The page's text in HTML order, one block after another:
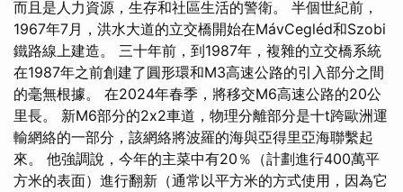
而且是人力資源，生存和社區生活的警衛。 半個世紀前，
1967年7月，洪水大道的立交橋開始在MávCegléd和Szobi
鐵路線上建造。 三十年前，到1987年，複雜的立交橋系統
在1987年之前創建了圓形環和M3高速公路的引入部分之間
的毫無根據。 在2024年春季，將移交M6高速公路的20公
里長。 新M6部分的2x2車道，物理分離部分是十t跨歐洲運
輸網絡的一部分，該網絡將波羅的海與亞得里亞海聯繫起
來。 他強調說，今年的主菜中有20％（計劃進行400萬平
方米的表面）進行翻新（通常以平方米的方式使用，因為它